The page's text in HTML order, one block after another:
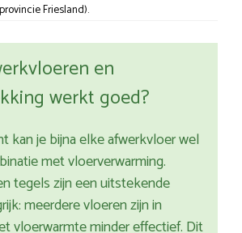
Friesland).
en
werkt goed?
kan je bijna elke afwerkvloer wel
met vloerverwarming.
tegels zijn een uitstekende
meerdere vloeren zijn in
vloerwarmte minder effectief. Dit